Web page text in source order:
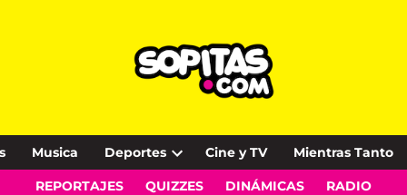
Musica Deportes
Open
dropdown
Cine y TV Mientras Tanto
REPORTAJES QUIZZES DINÁMICAS RADIO